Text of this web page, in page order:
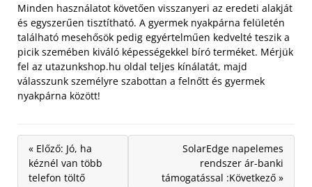
Minden használatot követően visszanyeri az eredeti alakját
és egyszerűen tisztítható. A gyermek nyakpárna felületén
található mesehősök pedig egyértelműen kedvelté teszik a
picik szemében kiváló képességekkel bíró terméket. Mérjük
fel az utazunkshop.hu oldal teljes kínálatát, majd
válasszunk személyre szabottan a felnőtt és gyermek
nyakpárna között!
« Előző: Jó, ha
kéznél van több
telefon töltő
SolarEdge napelemes
rendszer ár-banki
támogatással :Következő »